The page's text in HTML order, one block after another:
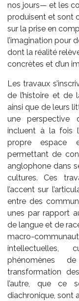
nos jours— et les
produisent et sont
sur la prise en
l’imagination pour
dont la réalité
concrètes et d’un
Les travaux
de l’histoire et de
ainsi que de leurs
une perspective
incluent à la fois
propre espace
permettant de
anglophone dans
cultures. Ces
l’accent sur
entre des
unes par rapport
de langue et de
macro-
intellectuelles,
phénomènes
transformation
l’autre, que ce
diachronique, sont